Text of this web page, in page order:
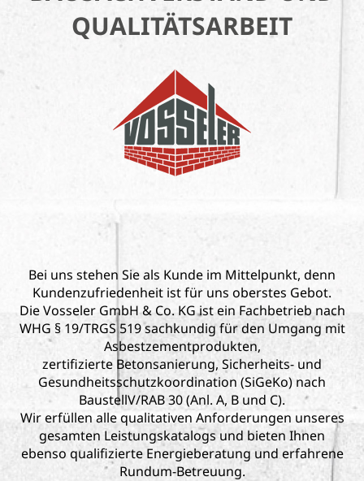
QUALITÄTSARBEIT
Bei uns stehen Sie als Kunde im Mittelpunkt, denn
Kundenzufriedenheit ist für uns oberstes Gebot.
Die Vosseler GmbH & Co. KG ist ein Fachbetrieb nach
WHG § 19/TRGS 519 sachkundig für den Umgang mit
Asbestzementprodukten,
zertifizierte Betonsanierung, Sicherheits- und
Gesundheitsschutzkoordination (SiGeKo) nach
BaustellV/RAB 30 (Anl. A, B und C).
Wir erfüllen alle qualitativen Anforderungen unseres
gesamten Leistungskatalogs und bieten Ihnen
ebenso qualifizierte Energieberatung und erfahrene
Rundum-Betreuung.